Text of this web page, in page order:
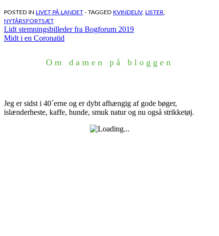
POSTED IN LIVET PÅ LANDET - TAGGED KVINDELIV, LISTER
NYTÅRSFORTSÆT
Indlægsnavigation
Lidt stemningsbilleder fra Bogforum 2019
Midt i en Coronatid
Om damen på bloggen
Jeg er sidst i 40´erne og er dybt afhængig af gode bøger,
islænderheste, kaffe, hunde, smuk natur og nu også strikketøj.